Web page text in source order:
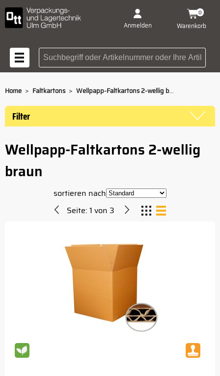
Anmelden Warenkorb
0
Suchbegriff oder
Home > Faltkartons > Wellpapp-Faltkartons 2-wellig braun
Filter
Wellpapp-Faltkartons 2-wellig
braun
sortieren nach
Seite: 1 von 3